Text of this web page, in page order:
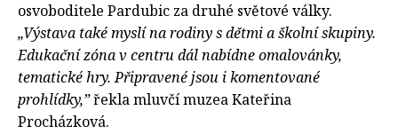
osvoboditele Pardubic za druhé světové války.
„Výstava také myslí na rodiny s dětmi a školní skupiny.
Edukační zóna v centru dál nabídne omalovánky,
tematické hry. Připravené jsou i komentované
prohlídky,”řekla mluvčí muzea Kateřina
Procházková.